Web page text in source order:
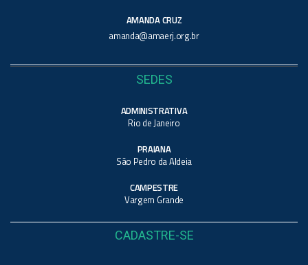
AMANDA CRUZ
amanda@amaerj.org.br
SEDES
ADMINISTRATIVA
Rio de Janeiro
PRAIANA
São Pedro da Aldeia
CAMPESTRE
Vargem Grande
CADASTRE-SE